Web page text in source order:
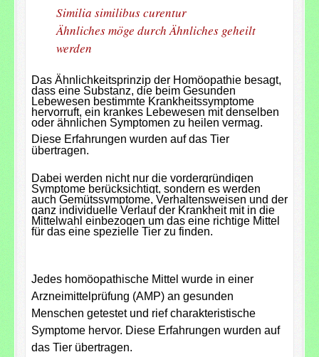
Similia similibus curentur
Ähnliches möge durch Ähnliches geheilt
werden
Das Ähnlichkeitsprinzip der Homöopathie besagt,
dass eine Substanz, die beim Gesunden
Lebewesen bestimmte Krankheitssymptome
hervorruft, ein krankes Lebewesen mit denselben
oder ähnlichen Symptomen zu heilen vermag.
Diese Erfahrungen wurden auf das Tier
übertragen.
Dabei werden nicht nur die vordergründigen
Symptome berücksichtigt, sondern es werden
auch Gemütssymptome, Verhaltensweisen und der
ganz individuelle Verlauf der Krankheit mit in die
Mittelwahl einbezogen um das eine richtige Mittel
für das eine spezielle Tier zu finden.
Jedes homöopathische Mittel wurde in einer
Arzneimittelprüfung (AMP) an gesunden
Menschen getestet und rief charakteristische
Symptome hervor. Diese Erfahrungen wurden auf
das Tier übertragen.